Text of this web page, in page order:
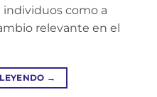
como a
relevante en el
→